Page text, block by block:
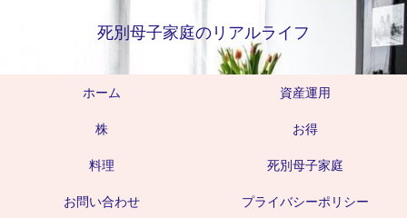
死別母子家庭のリアルライフ
ホーム 資産運用
株 お得
料理 死別母子家庭
お問い合わせ プライバシーポリシー